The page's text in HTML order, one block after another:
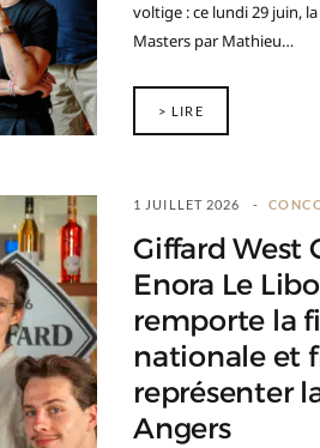
voltige : ce lundi 29 juin,
Masters par Mathieu…
> LIRE
1 JUILLET 2026
Giffard West
Enora Le
remporte la
nationale et
représenter
Angers